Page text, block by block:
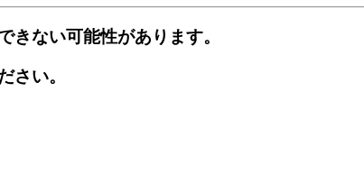
きない可能性があります。
さい。